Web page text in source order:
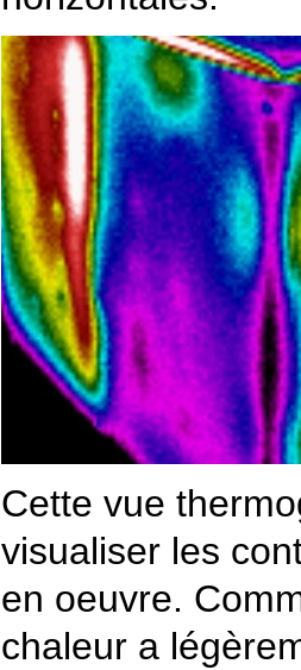
Cette vue
visualiser les
en oeuvre.
chaleur a